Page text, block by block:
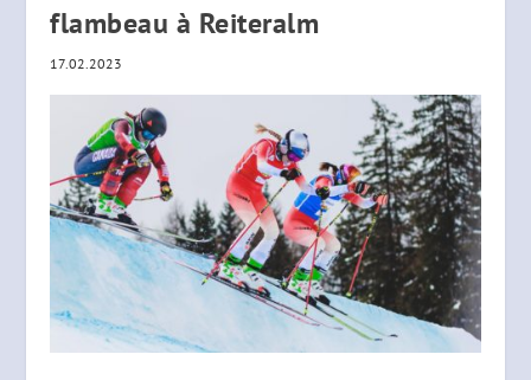
flambeau à Reiteralm
17.02.2023